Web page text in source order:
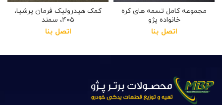
مجموعه کامل تسمه های کره
خانواده پژو
اتصل بنا
کمک هیدرولیک فرمان پرشیا،
۴۰۵، سمند
اتصل بنا